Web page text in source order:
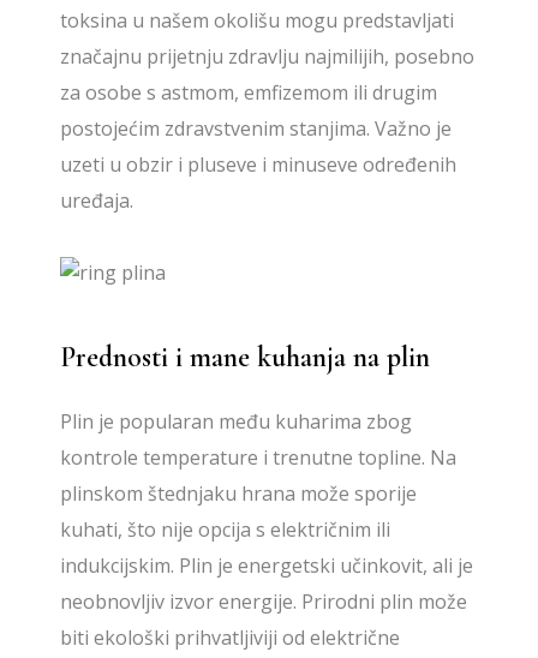
toksina u našem okolišu mogu predstavljati
značajnu prijetnju zdravlju najmilijih, posebno
za osobe s astmom, emfizemom ili drugim
postojećim zdravstvenim stanjima. Važno je
uzeti u obzir i pluseve i minuseve određenih
uređaja.
Prednosti i mane kuhanja na plin
Plin je popularan među kuharima zbog
kontrole temperature i trenutne topline. Na
plinskom štednjaku hrana može sporije
kuhati, što nije opcija s električnim ili
indukcijskim. Plin je energetski učinkovit, ali je
neobnovljiv izvor energije. Prirodni plin može
biti ekološki prihvatljiviji od električne